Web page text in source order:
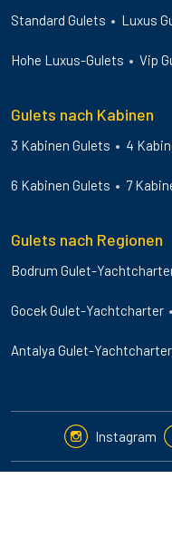
Standard Gulets Luxus
Hohe Luxus-Gulets Vip
Gulets nach Kabinen
3 Kabinen Gulets 4
6 Kabinen Gulets 7
Gulets nach Regionen
Bodrum Gulet-
Gocek Gulet-Yachtcharter
Antalya Gulet-Yachtcharter
Instagram